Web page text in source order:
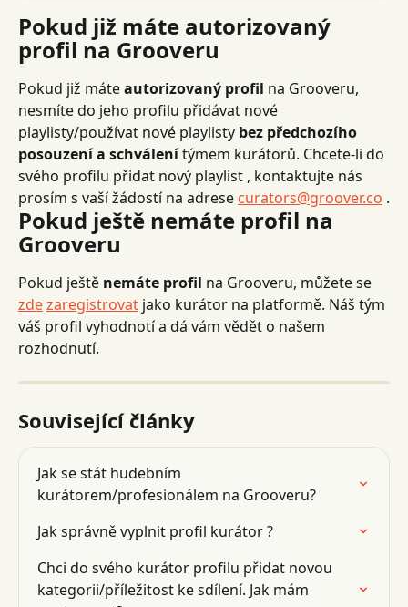
Pokud již máte autorizovaný
profil na Grooveru
Pokud již máte autorizovaný profil na Grooveru,
nesmíte do jeho profilu přidávat nové
playlisty/používat nové playlisty bez předchozího
posouzení a schválení týmem kurátorů. Chcete-li do
svého profilu přidat nový playlist , kontaktujte nás
prosím s vaší žádostí na adrese curators@groover.co .
Pokud ještě nemáte profil na
Grooveru
Pokud ještě nemáte profil na Grooveru, můžete se
zdezaregistrovat jako kurátor na platformě. Náš tým
váš profil vyhodnotí a dá vám vědět o našem
rozhodnutí.
Související články
Jak se stát hudebním
kurátorem/profesionálem na Grooveru?
Jak správně vyplnit profil kurátor ?
Chci do svého kurátor profilu přidat novou
kategorii/příležitost ke sdílení. Jak mám